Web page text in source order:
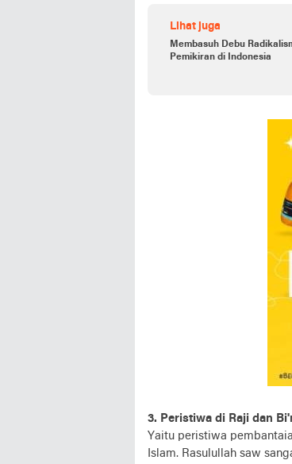
Lihat juga
Membasuh Debu
Pemikiran di Indonesia
3. Peristiwa di Raji dan
Yaitu peristiwa
Islam. Rasulullah saw